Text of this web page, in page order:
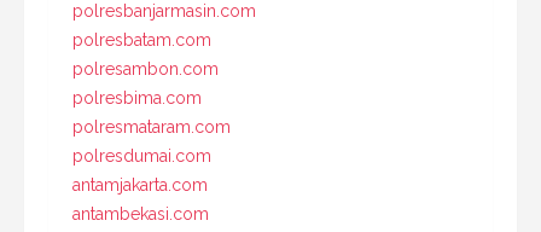
polresbanjarmasin.com
polresbatam.com
polresambon.com
polresbima.com
polresmataram.com
polresdumai.com
antamjakarta.com
antambekasi.com